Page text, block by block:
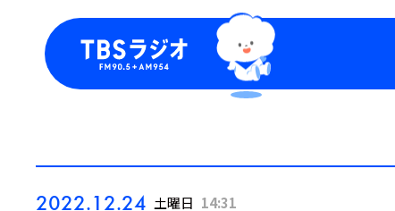
2022.12.24 土曜日 14:31